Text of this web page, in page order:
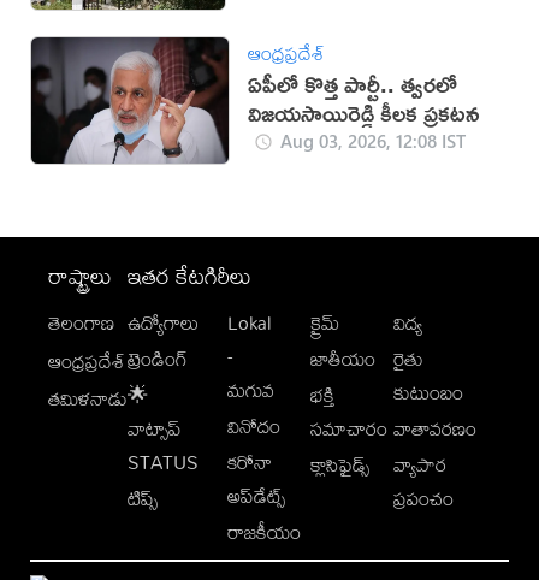
ఆంధ్రప్రదేశ్
ఏపీలో కొత్త పార్టీ.. త్వరలో
విజయసాయిరెడ్డి కీలక ప్రకటన
Aug 03, 2026, 12:08 IST
రాష్ట్రాలు
తెలంగాణ
ఆంధ్రప్రదేశ్
తమిళనాడు
ఇతర కేటగిరీలు
ఉద్యోగాలు
ట్రెండింగ్
🌟
వాట్సాప్
STATUS
టిప్స్
Lokal
-
మగువ
వినోదం
కరోనా
అప్‌డేట్స్
రాజకీయం
క్రైమ్
జాతీయం
భక్తి
సమాచారం
క్లాసిఫైడ్స్
విద్య
రైతు
కుటుంబం
వాతావరణం
వ్యాపార
ప్రపంచం